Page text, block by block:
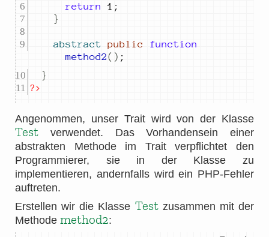
return
1 ;
}
abstract public
function
method2() ;
}
?>
Angenommen, unser Trait wird von der Klasse
Test verwendet. Das Vorhandensein einer
abstrakten Methode im Trait verpflichtet den
Programmierer, sie in der Klasse zu
implementieren, andernfalls wird ein PHP-Fehler
auftreten.
Erstellen wir die Klasse Testzusammen mit der
Methode method2: